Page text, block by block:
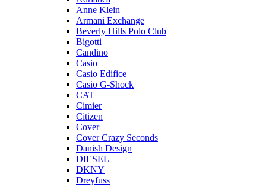
Anne Klein
Armani Exchange
Beverly Hills Polo Club
Bigotti
Candino
Casio
Casio Edifice
Casio G-Shock
CAT
Cimier
Citizen
Cover
Cover Crazy Seconds
Danish Design
DIESEL
DKNY
Dreyfuss